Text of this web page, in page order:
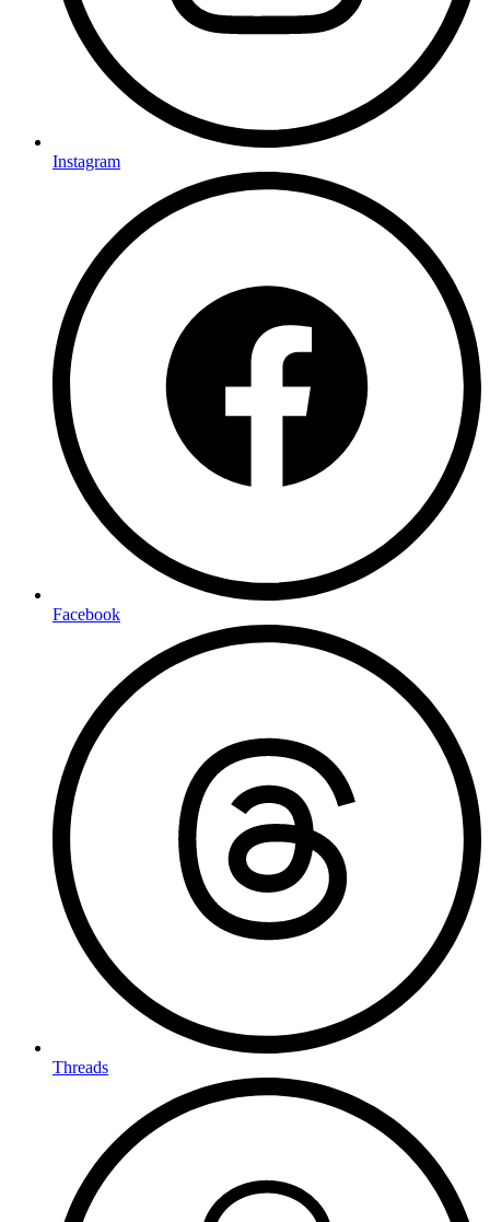
Instagram
Facebook
Threads